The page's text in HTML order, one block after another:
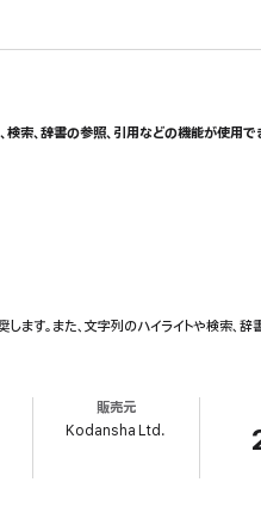
索、辞書の参照、引用などの機能が使用で
す。また、文字列のハイライトや検索、辞
販売元
Kodansha Ltd.